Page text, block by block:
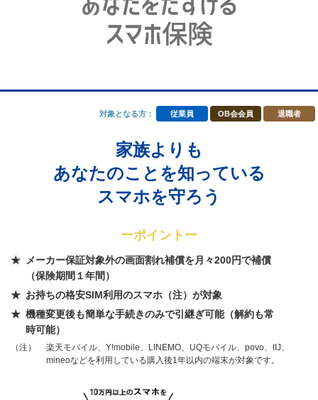
対象となる方： 従業員 OB会会員 退職者
家族よりも
あなたのことを知っている
スマホを守ろう
ーポイントー
メーカー保証対象外の画面割れ補償を月々200円で補償
（保険期間１年間）
お持ちの格安SIM利用のスマホ（注）が対象
機種変更後も簡単な手続きのみで引継ぎ可能（解約も常
時可能）
（注）
楽天モバイル、Y!mobile、LINEMO、UQモバイル、povo、IIJ、
mineoなどを利用している購入後1年以内の端末が対象です。